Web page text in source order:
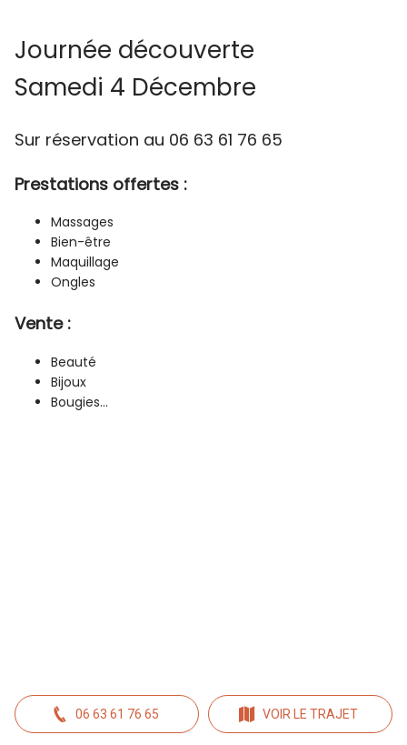
Journée découverte
Samedi 4 Décembre
Sur réservation au 06 63 61 76 65
Prestations offertes :
Massages
Bien-être
Maquillage
Ongles
Vente :
Beauté
Bijoux
Bougies...
06 63 61 76 65 VOIR LE TRAJET